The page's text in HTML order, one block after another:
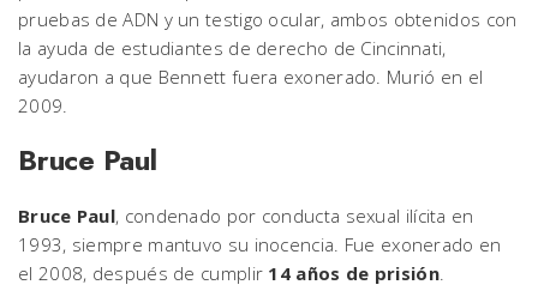
pruebas de ADN y un testigo ocular, ambos obtenidos con
la ayuda de estudiantes de derecho de Cincinnati,
ayudaron a que Bennett fuera exonerado. Murió en el
2009.
Bruce Paul
Bruce Paul, condenado por conducta sexual ilícita en
1993, siempre mantuvo su inocencia. Fue exonerado en
el 2008, después de cumplir 14 años de prisión.